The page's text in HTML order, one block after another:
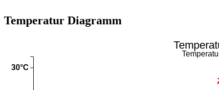
Temperatur Diagramm